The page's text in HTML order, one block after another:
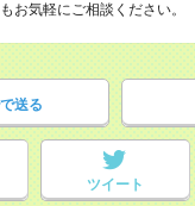
お気軽にご相談ください。
で送る
ツイート